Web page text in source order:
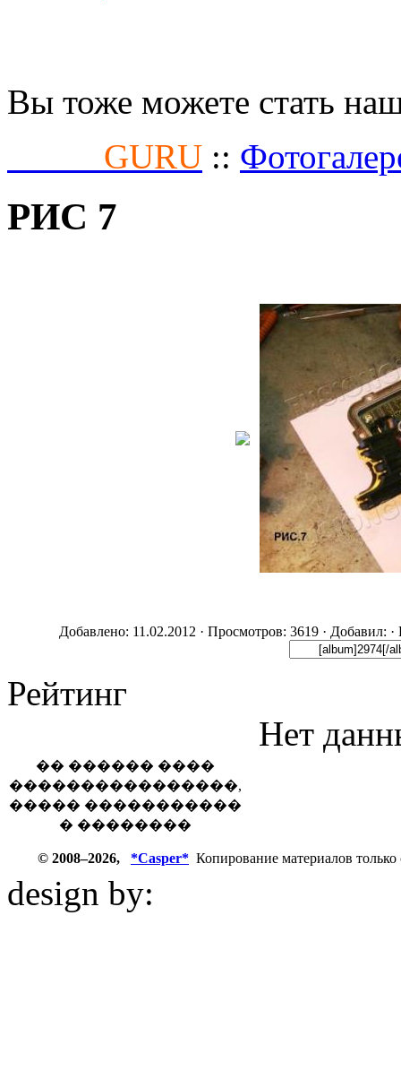
Вы тоже можете стать
GURU ::
РИС 7
Добавлено: 11.02.2012 · Просмотров: 3619 · Добавил: ·
Рейтинг
Нет
�� ������ ����
����������������,
����� �����������
� ��������
© 2008–2026, *Casper* Копирование материалов
design by: